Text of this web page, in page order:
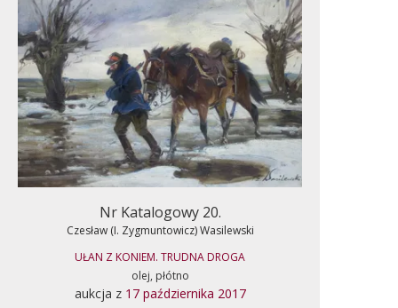
Nr Katalogowy 20.
Czesław (I. Zygmuntowicz) Wasilewski
UŁAN Z KONIEM. TRUDNA DROGA
olej, płótno
aukcja z 17 października 2017